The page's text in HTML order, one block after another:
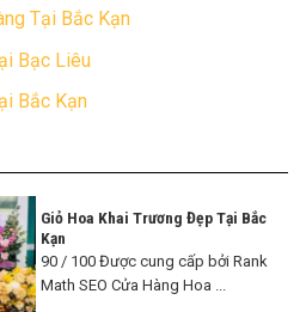
Tại Bắc Kạn
Bạc Liêu
Bắc Kạn
Giỏ Hoa Khai Trương Đẹp Tại Bắc
Kạn
90 / 100 Được cung cấp bởi Rank
Math SEO Cửa Hàng Hoa ...